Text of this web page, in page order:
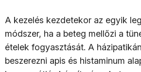
A kezelés kezdetekor az egyik
módszer, ha a beteg mellőzi a
ételek fogyasztását. A
beszerezni apis és histaminum